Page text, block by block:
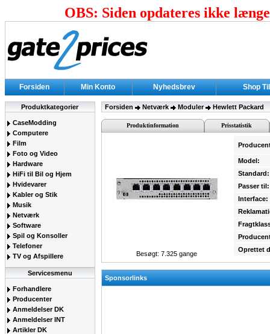
OBS: Siden opdateres ikke
Forsiden Min Konto Nyhedsbrev Shop
Produktkategorier
CaseModding
Computere
Film
Foto og Video
Hardware
HiFi til Bil og Hjem
Hvidevarer
Kabler og Stik
Musik
Netværk
Software
Spil og Konsoller
Telefoner
TV og Afspillere
Servicesmenu
Forhandlere
Producenter
Anmeldelser DK
Anmeldelser INT
Artikler DK
Forsiden Netværk Moduler Hewlett Packard
Produktinformation Prisstatistik
Besøgt: 7.325 gange
Model:
Standard:
Passer til:
Interface:
Oprettet
Sponsorlinks